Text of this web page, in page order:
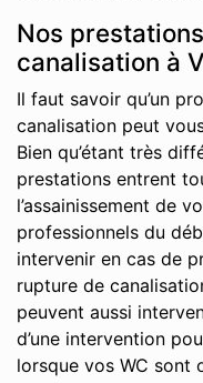
Nos
canalisation à
Il faut savoir qu’un
canalisation peut
Bien qu’étant très
prestations entrent
l’assainissement de
professionnels du
intervenir en cas de
rupture de
peuvent aussi
d’une intervention
lorsque vos WC sont